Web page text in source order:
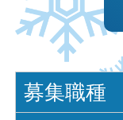
募集職種